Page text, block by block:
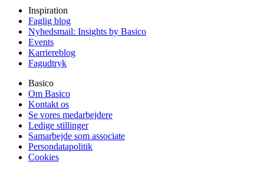
Inspiration
Faglig blog
Nyhedsmail: Insights by Basico
Events
Karriereblog
Fagudtryk
Basico
Om Basico
Kontakt os
Se vores medarbejdere
Ledige stillinger
Samarbejde som associate
Persondatapolitik
Cookies